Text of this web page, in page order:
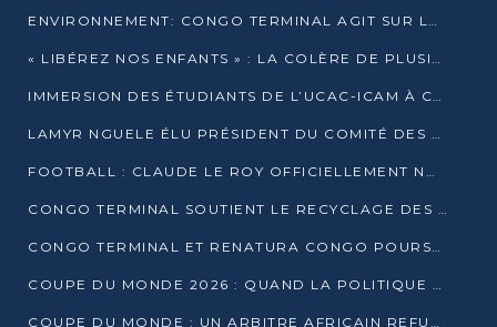
ENVIRONNEMENT: CONGO TERMINAL AGIT SUR LE TERRAIN ET FORME LES PLUS JEUNES
« LIBÉREZ NOS ENFANTS » : LA COLÈRE DE PLUSIEURS MÈRES À BRAZZAVILLE CONTRE LA DGSP
IMMERSION DES ÉTUDIANTS DE L’UCAC-ICAM À CONGO TERMINAL
LAMYR NGUELE ÉLU PRÉSIDENT DU COMITÉ DES MEMBRES D’HONNEUR DU PCT
FOOTBALL : CLAUDE LE ROY OFFICIELLEMENT NOMMÉ SÉLECTIONNEUR DU CONGO
CONGO TERMINAL SOUTIENT LE RECYCLAGE DES DÉCHETS PLASTIQUES À POINTE-NOIRE
CONGO TERMINAL ET RENATURA CONGO POURSUIVENT LEUR COMBAT POUR LA BIODIVERSITÉ
COUPE DU MONDE 2026 : QUAND LA POLITIQUE MENACE L’UNIVERSALITÉ DU FOOTBALL
COUPE DU MONDE : UN ARBITRE AFRICAIN REFUSÉ À L’ENTRÉE DES ÉTATS-UNIS